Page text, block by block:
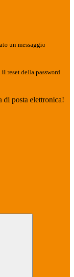
un messaggio
reset della password
di posta elettronica!